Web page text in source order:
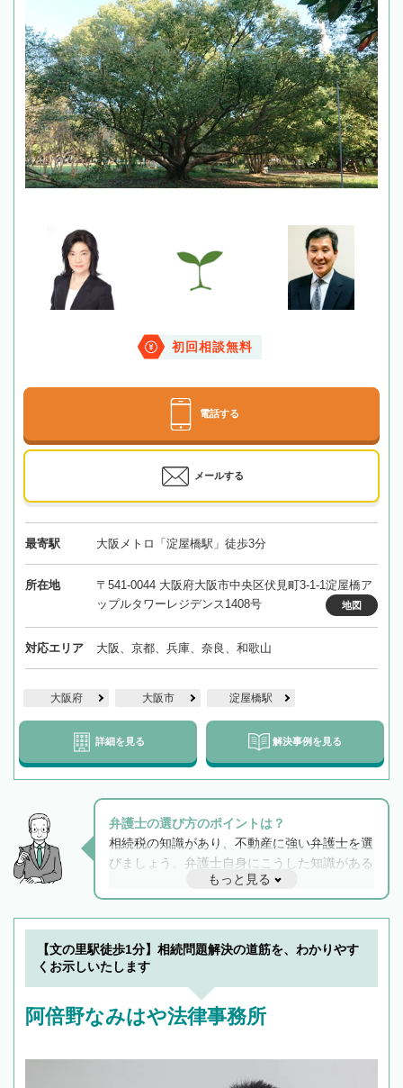
初回相談無料
電話する
メールする
最寄駅 大阪メトロ「淀屋橋駅」徒歩3分
所在地
〒541-0044 大阪府大阪市中央区伏見町3-1-1淀屋橋ア
ップルタワーレジデンス1408号
地図
対応エリア 大阪、京都、兵庫、奈良、和歌山
大阪府 大阪市 淀屋橋駅
詳細を見る 解決事例を見る
弁護士の選び方のポイントは？
相続税の知識があり、不動産に強い弁護士を選
びましょう。弁護士自身にこうした知識がある
と他士業との連携もスムーズに進み、トラブル
解決のみならず相続をトータルで任せることが
できます。また、相続は感情がからむ分野なの
でフィーリングも重要です。実際に電話や面談
で複数の弁護士と会話をしてウマが合う方に依
もっと見る
【文の里駅徒歩1分】相続問題解決の道筋を、わかりやす
くお示しいたします
阿倍野なみはや法律事務所